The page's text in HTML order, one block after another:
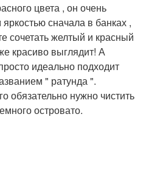
цвета , он очень
сначала в банках ,
сочетать желтый и красный
красиво выглядит! А
идеально подходит
" ратунда ".
обязательно нужно чистить
островато.